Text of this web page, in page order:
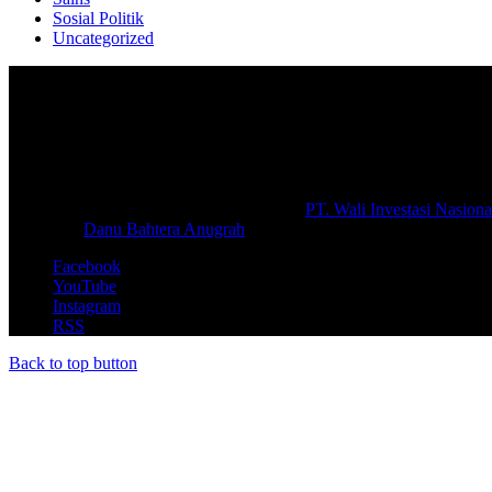
Sosial Politik
Uncategorized
PT. Wali Investasi
Danu Bahtera Anugrah
Facebook
YouTube
Instagram
RSS
Back to top button